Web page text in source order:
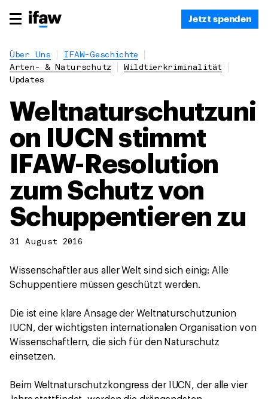
Jetzt spenden
Über Uns
IFAW-Geschichte
Arten- & Naturschutz
Wildtierkriminalität
Updates
Weltnaturschutzuni
on IUCN stimmt
IFAW-Resolution
zum Schutz von
Schuppentieren zu
31 August 2016
Wissenschaftler aus aller Welt sind sich einig: Alle
Schuppentiere müssen geschützt werden.
Die ist eine klare Ansage der Weltnaturschutzunion
IUCN, der wichtigsten internationalen Organisation von
Wissenschaftlern, die sich für den Naturschutz
einsetzen.
Beim Weltnaturschutzkongress der IUCN, der alle vier